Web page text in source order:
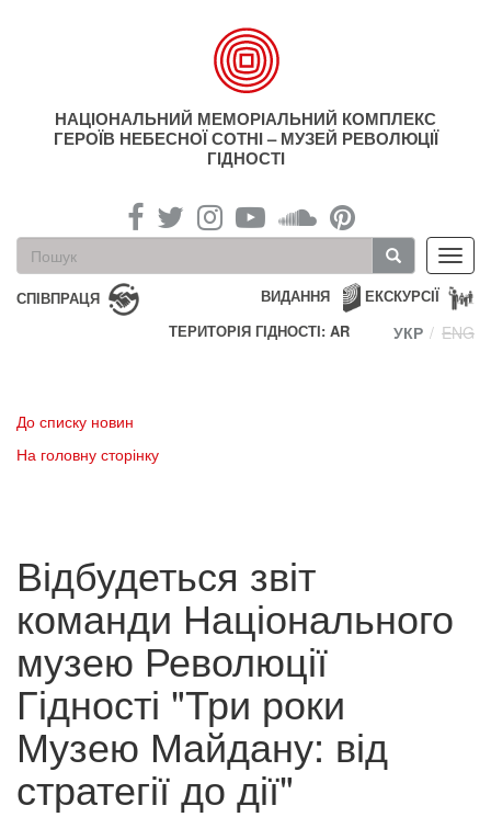
НАЦІОНАЛЬНИЙ МЕМОРІАЛЬНИЙ КОМПЛЕКС
ГЕРОЇВ НЕБЕСНОЇ СОТНІ – МУЗЕЙ РЕВОЛЮЦІЇ
ГІДНОСТІ
Пошукова
форма
Пошук
СПІВПРАЦЯ ЕКСКУРСІЇ
ВИДАННЯ
ТЕРИТОРІЯ ГІДНОСТІ: AR
УКР ENG
До списку новин
На головну сторінку
Відбудеться звіт
команди Національного
музею Революції
Гідності "Три роки
Музею Майдану: від
стратегії до дії"